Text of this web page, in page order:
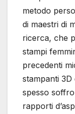
metodo
di maestri di
ricerca, che
stampi
precedenti
stampanti
spesso
rapporti